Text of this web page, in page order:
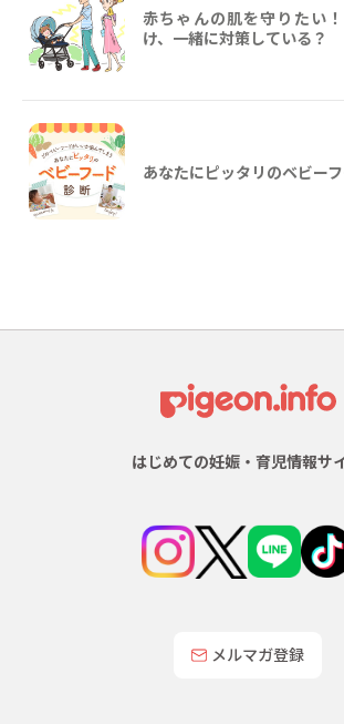
赤ちゃんの肌を守りたい
け、一緒に対策している？
あなたにピッタリのベビー
はじめての妊娠・育児情報サ
メルマガ登録